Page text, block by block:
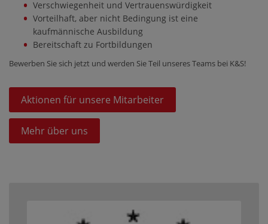
Verschwiegenheit und Vertrauenswürdigkeit
Vorteilhaft, aber nicht Bedingung ist eine
kaufmännische Ausbildung
Bereitschaft zu Fortbildungen
Bewerben Sie sich jetzt und werden Sie Teil unseres Teams bei K&S!
Aktionen für unsere Mitarbeiter
Mehr über uns